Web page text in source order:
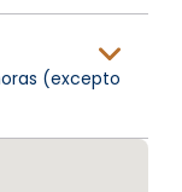
(excepto